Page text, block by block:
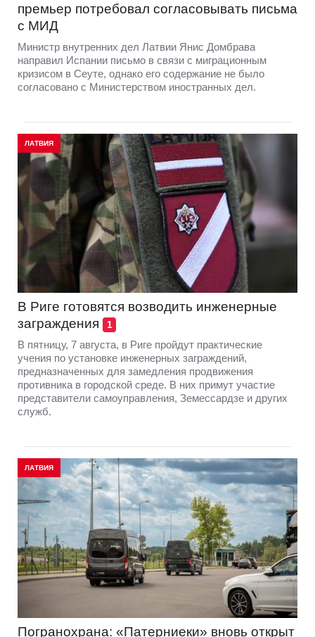
премьер потребовал согласовывать письма
с МИД
Министр внутренних дел Латвии Янис Домбрава
направил Испании письмо в связи с миграционным
кризисом в Сеуте, однако его содержание не было
согласовано с Министерством иностранных дел.
ЛАТВИЯ
В Риге готовятся возводить инженерные
заграждения
1
В пятницу, 7 августа, в Риге пройдут практические
учения по установке инженерных заграждений,
предназначенных для замедления продвижения
противника в городской среде. В них примут участие
представители самоуправления, Земессардзе и других
служб.
ЛАТВИЯ
Погранохрана: «Патерниеки» вновь открыт